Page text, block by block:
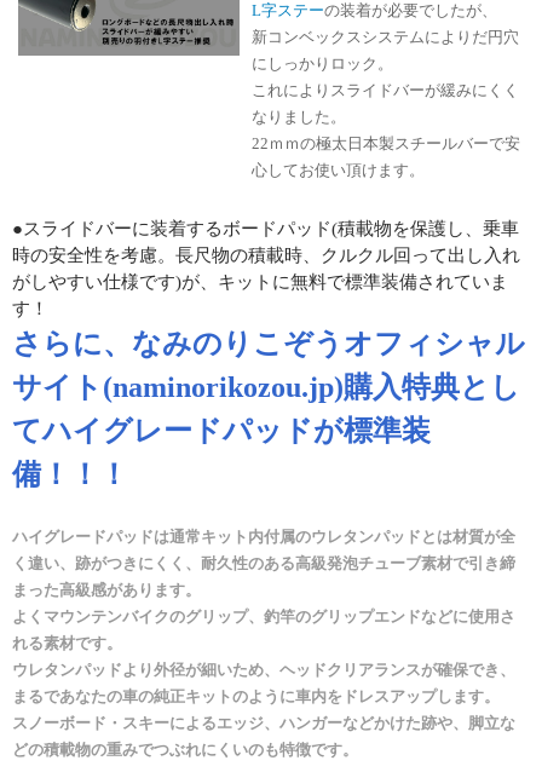
L字ステーの装着が必要でしたが、
新コンベックスシステムによりだ円穴
にしっかりロック。
これによりスライドバーが緩みにくく
なりました。
22ｍｍの極太日本製スチールバーで安
心してお使い頂けます。
●スライドバーに装着するボードパッド(積載物を保護し、乗車
時の安全性を考慮。長尺物の積載時、クルクル回って出し入れ
がしやすい仕様です)が、キットに無料で標準装備されていま
す！
さらに、なみのりこぞうオフィシャル
サイト(naminorikozou.jp)購入特典とし
てハイグレードパッドが標準装
備！！！
ハイグレードパッドは通常キット内付属のウレタンパッドとは材質が全
く違い、跡がつきにくく、耐久性のある高級発泡チューブ素材で引き締
まった高級感があります。
よくマウンテンバイクのグリップ、釣竿のグリップエンドなどに使用さ
れる素材です。
ウレタンパッドより外径が細いため、ヘッドクリアランスが確保でき、
まるであなたの車の純正キットのように車内をドレスアップします。
スノーボード・スキーによるエッジ、ハンガーなどかけた跡や、脚立な
どの積載物の重みでつぶれにくいのも特徴です。